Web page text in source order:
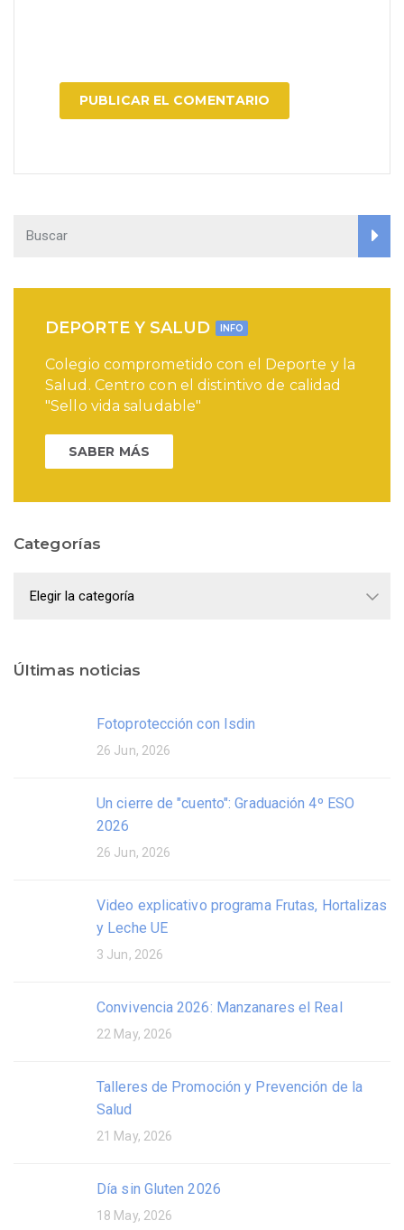
DEPORTE Y SALUD INFO
Colegio comprometido con el Deporte y la
Salud. Centro con el distintivo de calidad
"Sello vida saludable"
SABER MÁS
Categorías
Últimas noticias
Fotoprotección con Isdin
26 Jun, 2026
Un cierre de "cuento": Graduación 4º ESO
2026
26 Jun, 2026
Video explicativo programa Frutas, Hortalizas
y Leche UE
3 Jun, 2026
Convivencia 2026: Manzanares el Real
22 May, 2026
Talleres de Promoción y Prevención de la
Salud
21 May, 2026
Día sin Gluten 2026
18 May, 2026